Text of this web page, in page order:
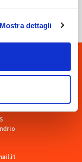
Mostra dettagli